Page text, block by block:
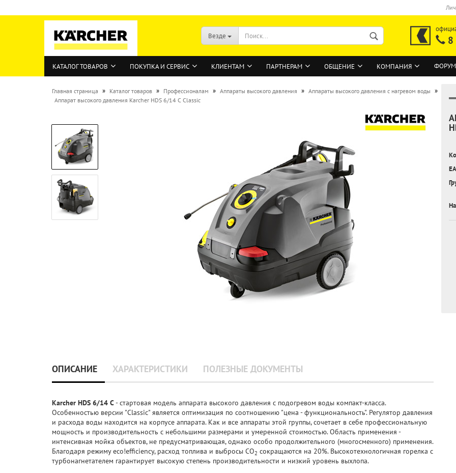
ВОЙТИ
Забыли пароль?
Везде 8
КАТАЛОГ ТОВАРОВ ПОКУПКА И СЕРВИС КЛИЕНТАМ ПАРТНЕРАМ ОБЩЕНИЕ КОМПАНИЯ ФОРУМ
Главная страница » Каталог товаров » Профессионалам » Аппараты высокого давления » Аппараты высокого давления с нагревом воды »
Аппарат высокого давления Karcher HDS 6/14 C Classic
ОПИСАНИЕ ХАРАКТЕРИСТИКИ ПОЛЕЗНЫЕ ДОКУМЕНТЫ
Karcher HDS 6/14 C- стартовая модель аппарата высокого давления с подогревом воды компакт-класса.
Особенностью версии "Classic" является оптимизация по соотношению "цена - функциональность". Регулятор давления
и расхода воды находится на корпусе аппарата. Как и все аппараты этой группы, сочетает в себе профессиональную
мощность и производительность с небольшими размерами и умеренной стоимостью. Область применения -
интенсивная мойка объектов, не предусматривающая, однако особо продолжительного (многосменного) применения.
Благодаря режиму eco!efficiency, расход топлива и выбросы CO2 сокращаются на 20%. Высокотехнологичная горелка с
турбонагнетателем гарантирует высокую степень производительности и низкий уровень выхлопа.